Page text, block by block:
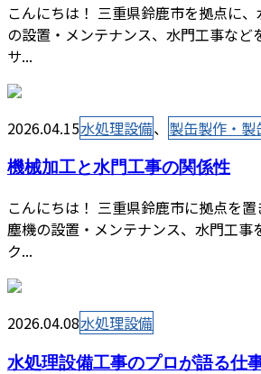
こんにちは！ 三重県鈴鹿市を拠点に
の設置・メンテナンス、水門工事など
サ...
2026.04.15水処理設備、 製缶製作・製
機械加工と水門工事の関係性
こんにちは！ 三重県鈴鹿市に拠点を
塵機の設置・メンテナンス、水門工事
ク...
2026.04.08水処理設備
水処理設備工事のプロが語る仕